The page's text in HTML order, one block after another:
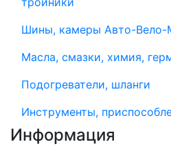
Шины, камеры Авто-Вело-
Масла, смазки, химия,
Подогреватели, шланги
Инструменты,
Информация